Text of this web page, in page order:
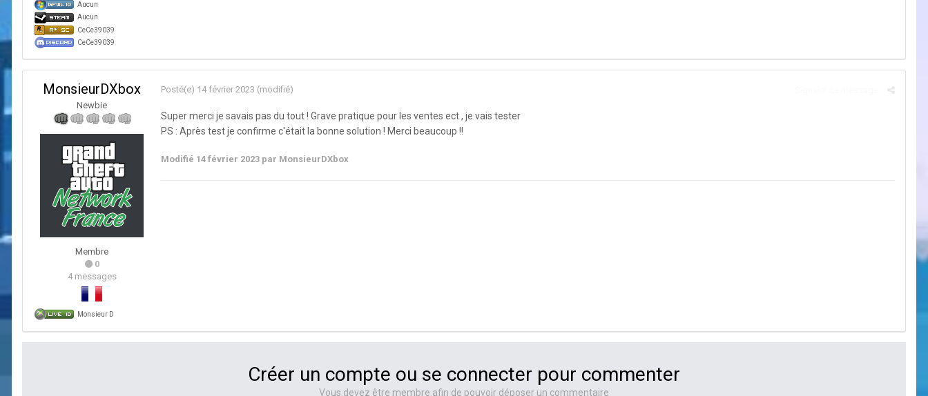
Aucun
Aucun
CeCe39039
CeCe39039
MonsieurDXbox
Newbie
Membre
0
4 messages
Monsieur D
Posté(e) 14 février 2023 (modifié)
Super merci je savais pas du tout ! Grave pratique pour les ventes ect , je vais tester
PS : Après test je confirme c'était la bonne solution ! Merci beaucoup !!
Modifié 14 février 2023 par MonsieurDXbox
Créer un compte ou se connecter pour commenter
Vous devez être membre afin de pouvoir déposer un commentaire